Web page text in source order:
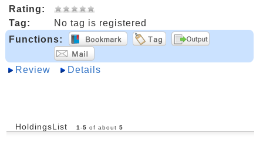
Rating:
Tag:
No tag is registered
Functions:
Review Details
HoldingsList 1-5 of about 5